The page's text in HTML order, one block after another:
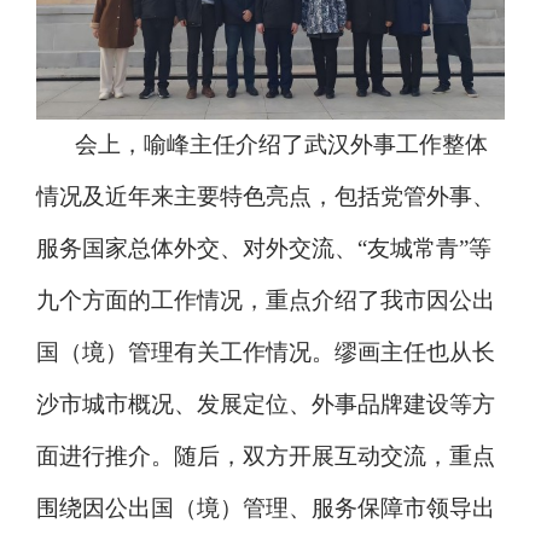
会上，喻峰主任介绍了武汉外事工作整体
情况及近年来主要特色亮点，包括党管外事、
服务国家总体外交、对外交流、“友城常青”等
九个方面的工作情况，重点介绍了我市因公出
国（境）管理有关工作情况。缪画主任也从长
沙市城市概况、发展定位、外事品牌建设等方
面进行推介。随后，双方开展互动交流，重点
围绕因公出国（境）管理、服务保障市领导出